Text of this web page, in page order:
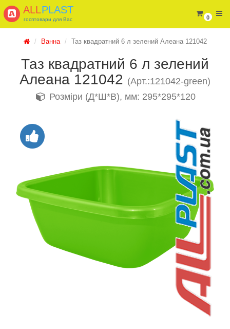
0
ALLPLAST
госптовари для Вас
Ванна Таз квадратний 6 л зелений Алеана 121042
Таз квадратний 6 л зелений
Алеана 121042 (Арт.:121042-green)
Розміри (Д*Ш*В), мм: 295*295*120